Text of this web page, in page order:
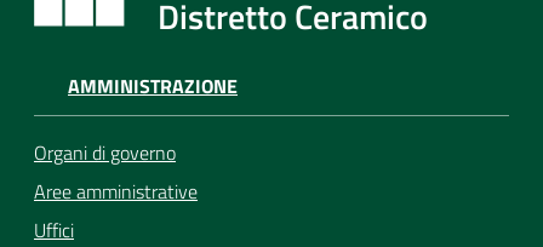
Distretto Ceramico
AMMINISTRAZIONE
Organi di governo
Aree amministrative
Uffici